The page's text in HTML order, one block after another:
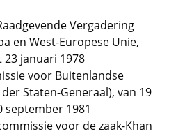
Vergadering
en West-Europese Unie,
januari 1978
voor Buitenlandse
Staten-Generaal), van 19
1981
voor de zaak-Khan